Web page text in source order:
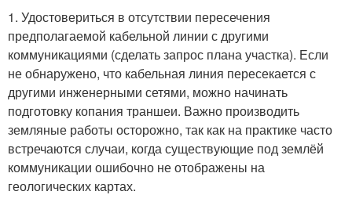
1. Удостовериться в отсутствии пересечения
предполагаемой кабельной линии с другими
коммуникациями (сделать запрос плана участка). Если
не обнаружено, что кабельная линия пересекается с
другими инженерными сетями, можно начинать
подготовку копания траншеи. Важно производить
земляные работы осторожно, так как на практике часто
встречаются случаи, когда существующие под землёй
коммуникации ошибочно не отображены на
геологических картах.